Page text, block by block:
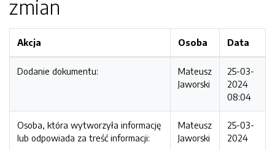
zmian
Akcja Osoba Data
Dodanie dokumentu:
Mateusz
Jaworski
25-03-
2024
08:04
Osoba, która wytworzyła informację
lub odpowiada za treść informacji:
Mateusz
Jaworski
25-03-
2024